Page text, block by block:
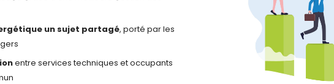
un sujet partagé, porté par les
entre services techniques et occupants